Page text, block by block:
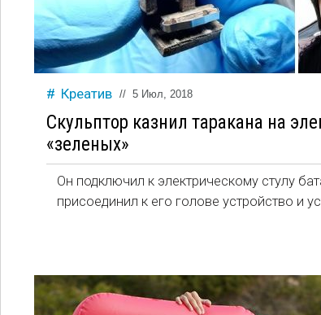
Креатив // 5 Июл, 2018
Скульптор казнил таракана на
«зеленых»
Он подключил к электрическому стулу
присоединил к его голове устройство и